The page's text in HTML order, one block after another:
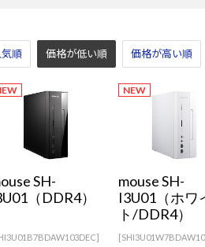
気順 価格が低い順 価格が高い順
SH-
（DDR4）
NEW
mouse SH-
I3U01（ホワ
ト/DDR4）